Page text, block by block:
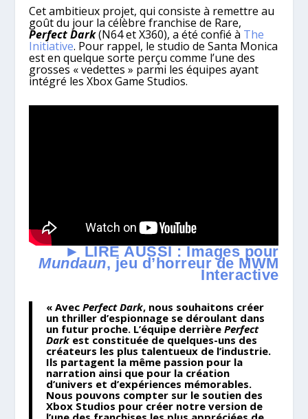
Cet ambitieux projet, qui consiste à remettre au
goût du jour la célèbre franchise de Rare,
Perfect Dark(N64 et X360), a été confié à The
Initiative. Pour rappel, le studio de Santa Monica
est en quelque sorte perçu comme l’une des
grosses « vedettes » parmi les équipes ayant
intégré les Xbox Game Studios.
► LIRE AUSSI : Images pour
Mundaun, jeu d’horreur de MWM
Interactive
« AvecPerfect Dark, nous souhaitons créer
un thriller d’espionnage se déroulant dans
un futur proche. L’équipe derrièrePerfect
Dark est constituée de quelques-uns des
créateurs les plus talentueux de l’industrie.
Ils partagent la même passion pour la
narration ainsi que pour la création
d’univers et d’expériences mémorables.
Nous pouvons compter sur le soutien des
Xbox Studios pour créer notre version de